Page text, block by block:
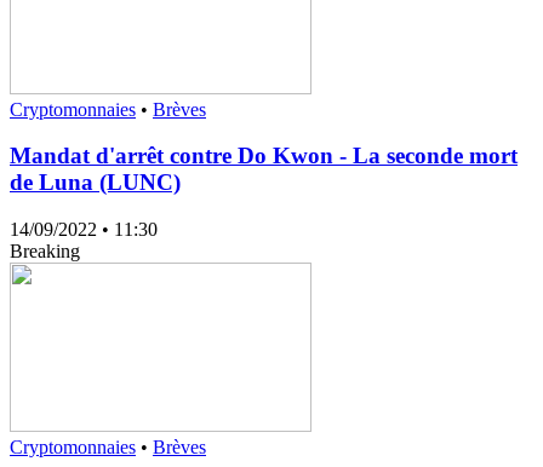
Cryptomonnaies • Brèves
Mandat d'arrêt contre Do Kwon - La seconde mort
de Luna (LUNC)
14/09/2022 • 11:30
Breaking
Cryptomonnaies • Brèves